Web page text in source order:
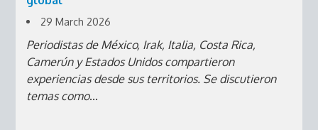
29 March 2026
Periodistas de México, Irak, Italia, Costa Rica,
Camerún y Estados Unidos compartieron
experiencias desde sus territorios. Se discutieron
temas como...